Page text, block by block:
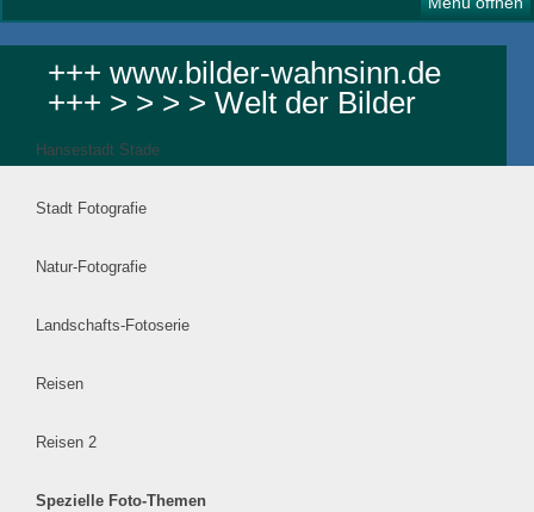
+++ www.bilder-wahnsinn.de
+++ > > > > Welt der Bilder
Hansestadt Stade
Stadt Fotografie
Natur-Fotografie
Landschafts-Fotoserie
Reisen
Reisen 2
Spezielle Foto-Themen